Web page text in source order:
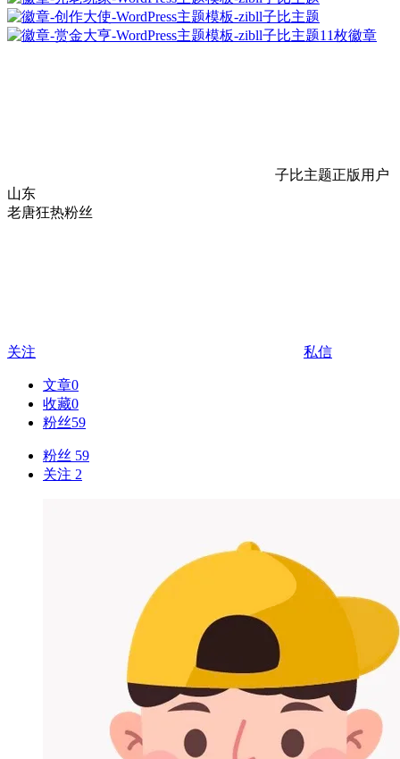
11枚徽章
子比主题正版用户
山东
老唐狂热粉丝
关注 私信
文章0
收藏0
粉丝59
粉丝 59
关注 2